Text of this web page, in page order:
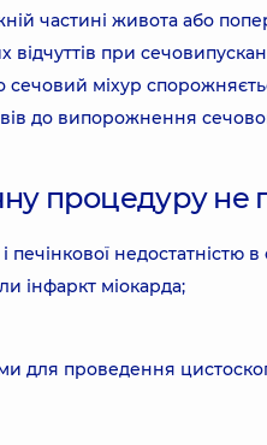
частині живота або
відчуттів при
сечовий міхур
до випорожнення
процедуру не
недостатністю в
інфаркт міокарда;
для проведення